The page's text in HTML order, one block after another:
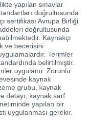
yapılan sınavlar
doğrultusunda
sertifikası Avrupa Birliği
doğrultusunda
Kaynakçı
ve becerisini
Terimler
belirtilmiştir.
uygulanır. Zorunlu
kaynak
grubu, kaynak
detayı, kaynak sarf
yapılan bir
uygulanması gerekir.